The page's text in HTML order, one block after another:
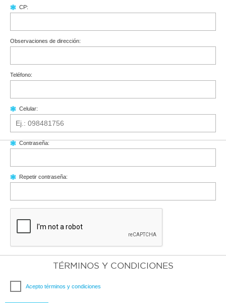
CP:
Observaciones de dirección:
Teléfono:
Celular:
Contraseña:
Repetir contraseña:
TÉRMINOS Y CONDICIONES
Acepto términos y condiciones